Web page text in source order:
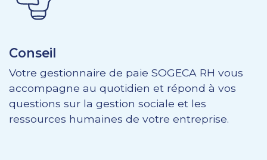
Conseil
Votre gestionnaire de paie SOGECA RH vous
accompagne au quotidien et répond à vos
questions sur la gestion sociale et les
ressources humaines de votre entreprise.